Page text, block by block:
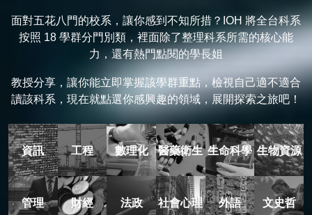
面對五花八門的校系，讓你感到不知所措？IOH 將全台科系
按照 18 學群分門別類，裡面除了整理科系所需的核心能
力，還有熱門點閱的學長姐
教授分享，讓你能立即掌握該學群重點，檢視自己適不適合
讀該科系，現在就點選你感興趣的領域，展開探索之旅吧！
資訊 工程 數理化 醫藥衛生 生命科學 生物資源
管理 財經 法政 社會心理 外語 文史哲